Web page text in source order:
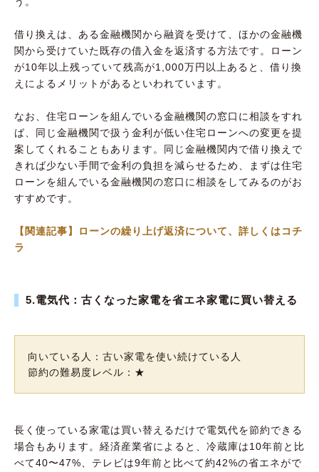
借り換えは、ある金融機関から融資を受けて、ほかの金融機
関から受けていた既存の借入金を返済する方法です。ローン
が10年以上残っていて残高が1,000万円以上あると、借り換
えによるメリットがあるといわれています。
なお、住宅ローンを組んでいる金融機関の窓口に相談をすれ
ば、同じ金融機関で扱う金利が低い住宅ローンへの変更を提
案してくれることもあります。同じ金融機関内で借り換えで
きれば少ない手間で金利の負担を減らせるため、まずは住宅
ローンを組んでいる金融機関の窓口に相談をしてみるのがお
すすめです。
【関連記事】ローンの繰り上げ返済について、詳しくはコチ
ラ
5.電気代：古くなった家電を省エネ家電に買い替える
向いている人：古い家電を使い続けている人
節約の難易度レベル：★
長く使っている家電は買い替えるだけで電気代を節約できる
場合もあります。経済産業省によると、冷蔵庫は10年前と比
べて40〜47%、テレビは9年前と比べて約42%の省エネがで